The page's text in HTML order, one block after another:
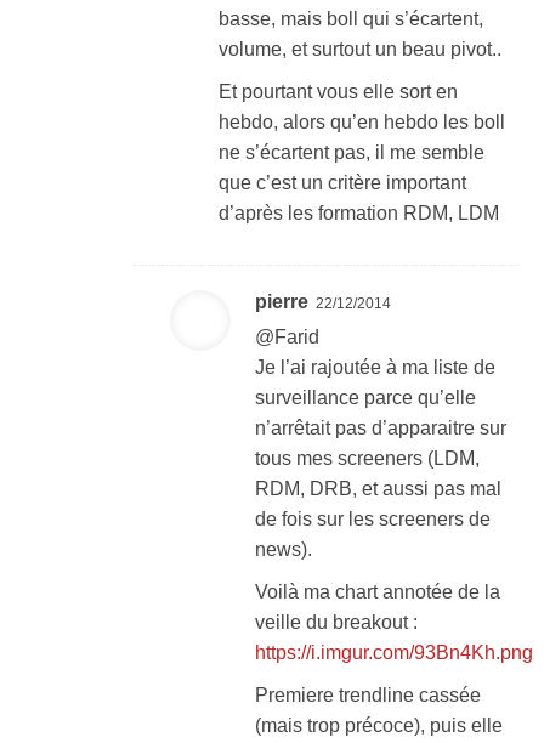
basse, mais boll qui s’écartent,
volume, et surtout un beau pivot..
Et pourtant vous elle sort en
hebdo, alors qu’en hebdo les boll
ne s’écartent pas, il me semble
que c’est un critère important
d’après les formation RDM, LDM
pierre 22/12/2014
@Farid
Je l’ai rajoutée à ma liste de
surveillance parce qu’elle
n’arrêtait pas d’apparaitre sur
tous mes screeners (LDM,
RDM, DRB, et aussi pas mal
de fois sur les screeners de
news).
Voilà ma chart annotée de la
veille du breakout :
https://i.imgur.com/93Bn4Kh.png
Premiere trendline cassée
(mais trop précoce), puis elle